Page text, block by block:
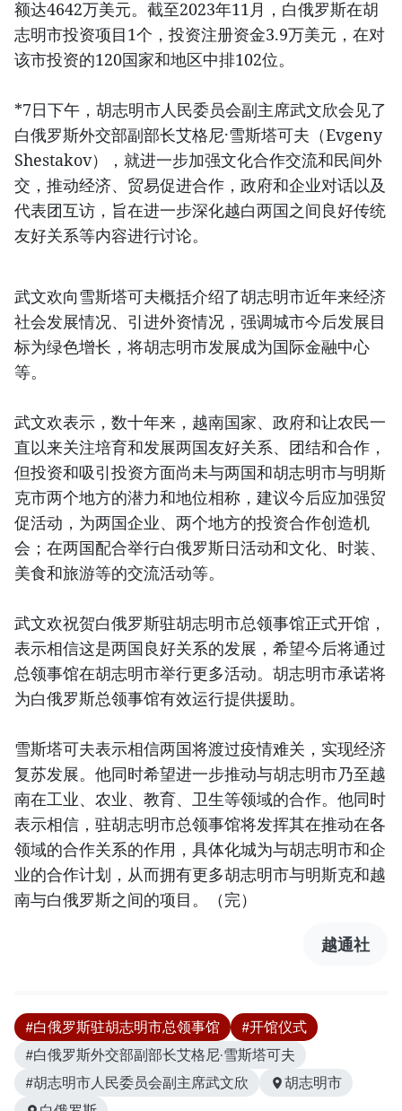
额达4642万美元。截至2023年11月，白俄罗斯在胡
志明市投资项目1个，投资注册资金3.9万美元，在对
该市投资的120国家和地区中排102位。
*7日下午，胡志明市人民委员会副主席武文欣会见了
白俄罗斯外交部副部长艾格尼·雪斯塔可夫（Evgeny
Shestakov），就进一步加强文化合作交流和民间外
交，推动经济、贸易促进合作，政府和企业对话以及
代表团互访，旨在进一步深化越白两国之间良好传统
友好关系等内容进行讨论。
武文欢向雪斯塔可夫概括介绍了胡志明市近年来经济
社会发展情况、引进外资情况，强调城市今后发展目
标为绿色增长，将胡志明市发展成为国际金融中心
等。
武文欢表示，数十年来，越南国家、政府和让农民一
直以来关注培育和发展两国友好关系、团结和合作，
但投资和吸引投资方面尚未与两国和胡志明市与明斯
克市两个地方的潜力和地位相称，建议今后应加强贸
促活动，为两国企业、两个地方的投资合作创造机
会；在两国配合举行白俄罗斯日活动和文化、时装、
美食和旅游等的交流活动等。
武文欢祝贺白俄罗斯驻胡志明市总领事馆正式开馆，
表示相信这是两国良好关系的发展，希望今后将通过
总领事馆在胡志明市举行更多活动。胡志明市承诺将
为白俄罗斯总领事馆有效运行提供援助。
雪斯塔可夫表示相信两国将渡过疫情难关，实现经济
复苏发展。他同时希望进一步推动与胡志明市乃至越
南在工业、农业、教育、卫生等领域的合作。他同时
表示相信，驻胡志明市总领事馆将发挥其在推动在各
领域的合作关系的作用，具体化城为与胡志明市和企
业的合作计划，从而拥有更多胡志明市与明斯克和越
南与白俄罗斯之间的项目。（完）
越通社
#白俄罗斯驻胡志明市总领事馆
#开馆仪式
#白俄罗斯外交部副部长艾格尼·雪斯塔可夫
#胡志明市人民委员会副主席武文欣
胡志明市